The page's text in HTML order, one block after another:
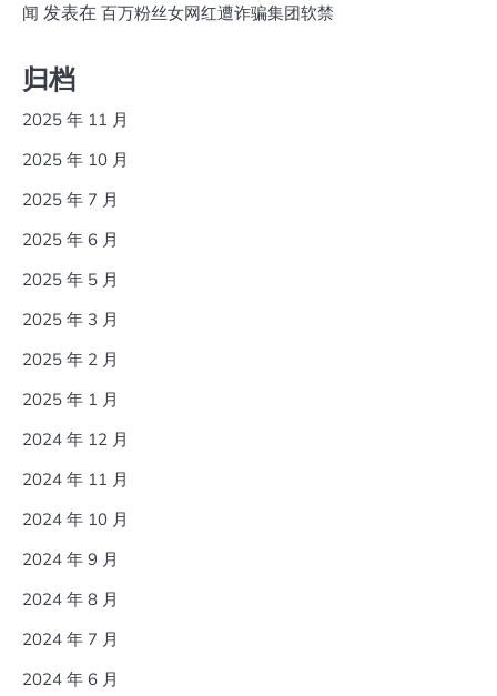
闻 发表在 百万粉丝女网红遭诈骗集团软禁
归档
2025 年 11 月
2025 年 10 月
2025 年 7 月
2025 年 6 月
2025 年 5 月
2025 年 3 月
2025 年 2 月
2025 年 1 月
2024 年 12 月
2024 年 11 月
2024 年 10 月
2024 年 9 月
2024 年 8 月
2024 年 7 月
2024 年 6 月